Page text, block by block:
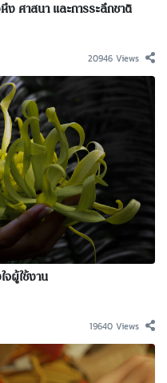
ง ศาสนา และการระลึกชาติ
20946 Views
จผู้ใช้งาน
19640 Views